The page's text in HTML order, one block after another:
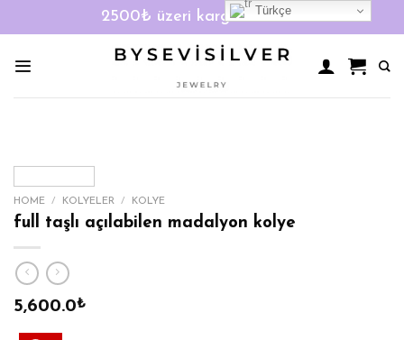
2500₺ üzeri kargo ücretsiz!
HOME / KOLYELER / KOLYE
full taşlı açılabilen madalyon kolye
5,600.0₺
Türkçe